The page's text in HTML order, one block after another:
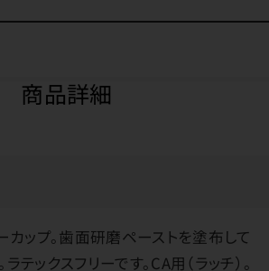
商品詳細
カップ。歯面研磨ペーストを塗布して
テックスフリーです。CA用（ラッチ）。